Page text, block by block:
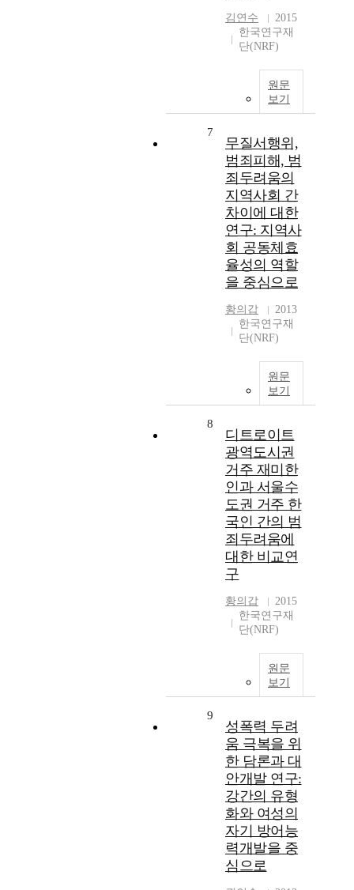
김연수
2015
한국연구재
단(NRF)
원문
보기
7
무질서행위,
범죄피해, 범
죄두려움의
지역사회 간
차이에 대한
연구: 지역사
회 공동체효
율성의 역할
을 중심으로
황의갑
2013
한국연구재
단(NRF)
원문
보기
8
디트로이트
광역도시권
거주 재미한
인과 서울수
도권 거주 한
국인 간의 범
죄두려움에
대한 비교연
구
황의갑
2015
한국연구재
단(NRF)
원문
보기
9
성폭력 두려
움 극복을 위
한 담론과 대
안개발 연구:
강간의 유형
화와 여성의
자기 방어능
력개발을 중
심으로